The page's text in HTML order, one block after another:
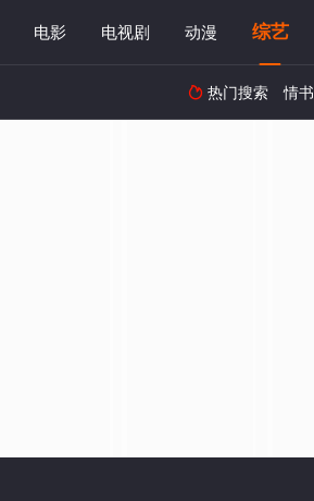
电影 电视剧 动漫 综艺
 热门搜索 情书